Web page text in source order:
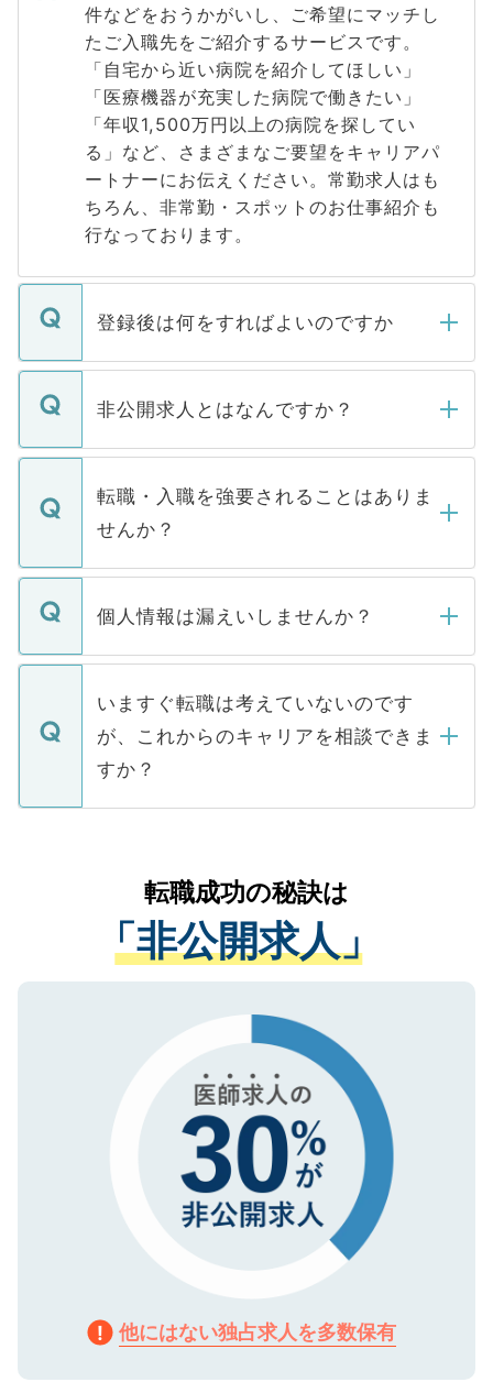
件などをおうかがいし、ご希望にマッチし
たご入職先をご紹介するサービスです。
「自宅から近い病院を紹介してほしい」
「医療機器が充実した病院で働きたい」
「年収1,500万円以上の病院を探してい
る」など、さまざまなご要望をキャリアパ
ートナーにお伝えください。常勤求人はも
ちろん、非常勤・スポットのお仕事紹介も
行なっております。
登録後は何をすればよいのですか
ご登録いただきましたら、弊社担当者がご
登録内容を確認し、その後メールもしくは
ます。通常、5営業日以内にはご連絡をせて
いただきますので、しばらくお待ちくださ
非公開求人とはなんですか？
マイナビDOCTORで取り扱っている求人の
うち約3割は、Webサイトからご覧いただ
けない「非公開求人」です。非公開求人は
下記の理由によって、一般には公開してい
ません。
■応募殺到を避けるため 人気のある医療機
関を公にしてしまうと、応募が殺到する場
に、医療機関が求める条件に合った人材の
みを人材紹介会社に依頼するケースが増え
ています。
転職・入職を強要されることはありま
せんか？
転職・入職を強要することは一切ありませ
ん。また、仮に応募先から内定をいただい
定を承諾する必要はありません。内定先へ
の辞退の連絡はキャリアパートナーが行い
個人情報は漏えいしませんか？
個人情報が漏えいすることはありませんの
で、ご安心ください。当サイトからの登録
などで収集したご登録者様の個人情報は、
ご本人のキャリアアップおよび転職活動の
支援を目的に使用いたします。お預かりし
ているすべての個人データはご本人の許可
は、個人情報の取り扱いについての厳密な
管理基準を満たした事業者のみに付与され
る、プライバシーマークを取得済みです。
で、機密保持に関してもご安心ください。
いますぐ転職は考えていないのです
が、これからのキャリアを相談できま
すか？
かがいして、現在の医療機関の状況や紹介
経験をまじえながら、適切なアドバイスを
させていただきます。すぐにご転職をされ
ない方には、長期的なサポートが可能です
ので、まずはご登録ください。
転職成功の秘訣は
「非公開求人」
他にはない独占求人を多数保有